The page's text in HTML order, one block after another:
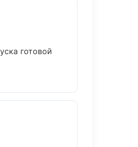
готовой